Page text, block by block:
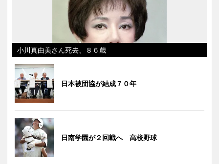
小川真由美さん死去、８６歳
日本被団協が結成７０年
日南学園が２回戦へ 高校野球